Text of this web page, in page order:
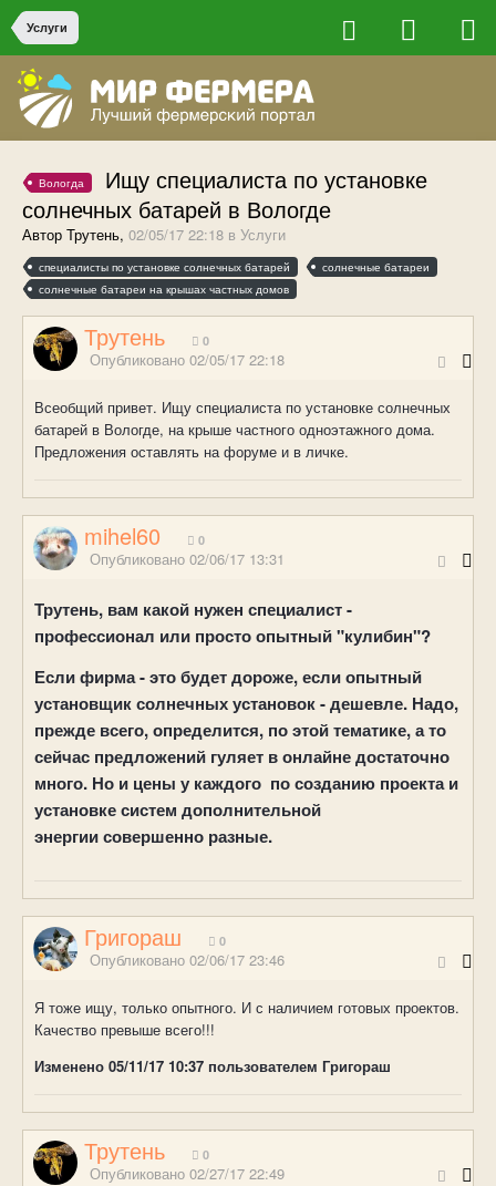
Услуги
Вологда
Ищу специалиста по установке
солнечных батарей в Вологде
Автор Трутень, 02/05/17 22:18 в Услуги
специалисты по установке солнечных батарей
солнечные батареи
солнечные батареи на крышах частных домов
Трутень 0
Опубликовано 02/05/17 22:18
Всеобщий привет. Ищу специалиста по установке солнечных
батарей в Вологде, на крыше частного одноэтажного дома.
Предложения оставлять на форуме и в личке.
mihel60 0
Опубликовано 02/06/17 13:31
Трутень, вам какой нужен специалист -
профессионал или просто опытный "кулибин"?
Если фирма - это будет дороже, если опытный
установщик солнечных установок - дешевле. Надо,
прежде всего, определится, по этой тематике, а то
сейчас предложений гуляет в онлайне достаточно
много. Но и цены у каждого по созданию проекта и
установке систем дополнительной
энергии совершенно разные.
Григораш 0
Опубликовано 02/06/17 23:46
Я тоже ищу, только опытного. И с наличием готовых проектов.
Качество превыше всего!!!
Изменено 05/11/17 10:37 пользователем Григораш
Трутень 0
Опубликовано 02/27/17 22:49